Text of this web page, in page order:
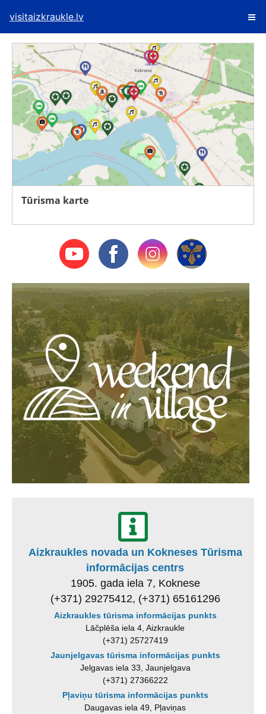
visitaizkraukle.lv
Tūrisma karte
Aizkraukles novada un Kokneses Tūrisma
informācijas centrs
1905. gada iela 7, Koknese
(+371) 29275412, (+371) 65161296
Aizkraukles tūrisma informācijas punkts
Lāčplēša iela 4, Aizkraukle
(+371) 25727419
Jaunjelgavas tūrisma informācijas punkts
Jelgavas iela 33, Jaunjelgava
(+371) 27366222
Pļaviņu tūrisma informācijas punkts
Daugavas iela 49, Pļaviņas